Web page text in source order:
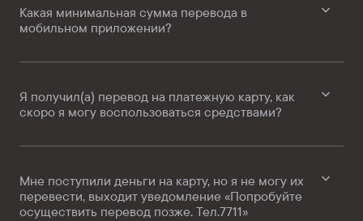
Какая минимальная сумма перевода в
мобильном приложении?
Я получил(а) перевод на платежную карту, как
скоро я могу воспользоваться средствами?
Мне поступили деньги на карту, но я не могу их
перевести, выходит уведомление «Попробуйте
осуществить перевод позже. Тел.7711»